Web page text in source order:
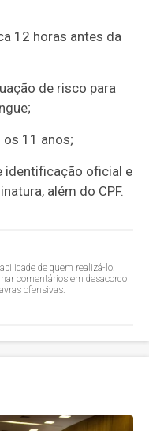
12 horas antes da
de risco para
11 anos;
oficial e
além do CPF.
de quem realizá-lo.
comentários em desacordo
ofensivas.